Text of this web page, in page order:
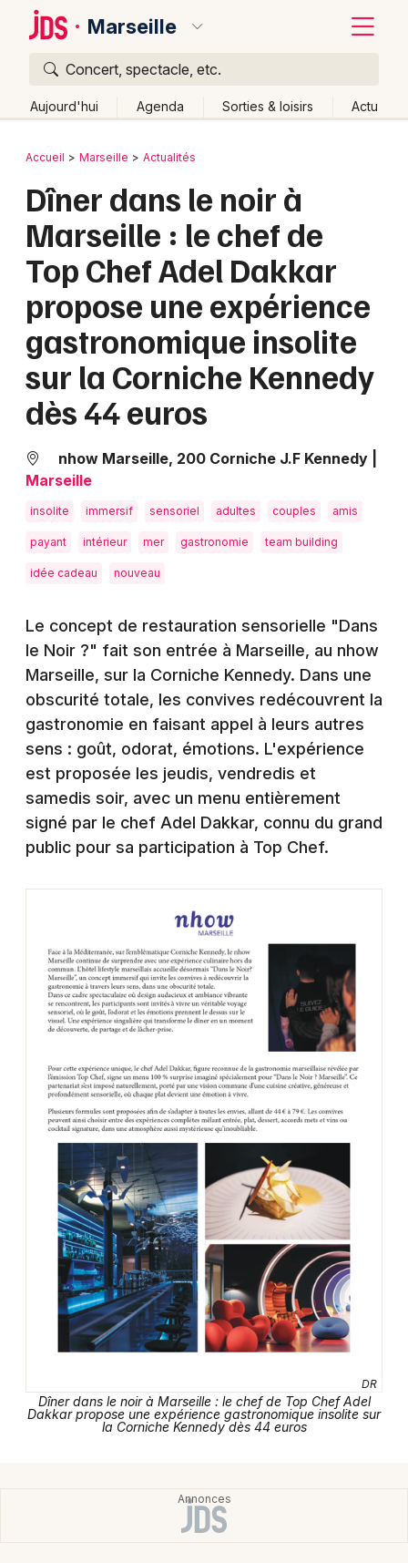
Marseille
Concert, spectacle, etc.
Aujourd'hui Agenda Sorties & loisirs Actu
Publier un événement
Grands événements
Activité & Expérience
Manifestations
Foires & salons
Concerts
Soirées
Sorties famille
Sorties & loisirs
Actualités dans les Bouches du Rhône
Actualités en Provence-Alpes-Côte-d'Azur
Newsletter des sorties
Artistes en tournée
Actus à Marseille
Magazine à Marseille
13 - Bouches du Rhône
Choisir mes départements
Mon email
Bordeaux
Colmar
Lille
Lyon
Marseille
Mulhouse
Montpellier
Nantes
Nice
Strasbourg
Toutes les villes
Retour
Accueil Marseille Actualités
Dîner dans le noir à
Marseille : le chef de
Top Chef Adel Dakkar
propose une expérience
gastronomique insolite
sur la Corniche Kennedy
dès 44 euros
nhow Marseille, 200 Corniche J.F Kennedy
Marseille
insolite immersif sensoriel adultes couples amis
payant intérieur mer gastronomie team building
idée cadeau nouveau
Le concept de restauration sensorielle "Dans
le Noir ?" fait son entrée à Marseille, au nhow
Marseille, sur la Corniche Kennedy. Dans une
obscurité totale, les convives redécouvrent la
gastronomie en faisant appel à leurs autres
sens : goût, odorat, émotions. L'expérience
est proposée les jeudis, vendredis et
samedis soir, avec un menu entièrement
signé par le chef Adel Dakkar, connu du grand
public pour sa participation à Top Chef.
DR
Dîner dans le noir à Marseille : le chef de Top Chef Adel
Dakkar propose une expérience gastronomique insolite sur
la Corniche Kennedy dès 44 euros
Quoi ?
Où ?
Provence-Alpes-Côte-d'Azur
Partout
Près de moi
Changer de lieu
Quand ?
Effacer les dates
Autre